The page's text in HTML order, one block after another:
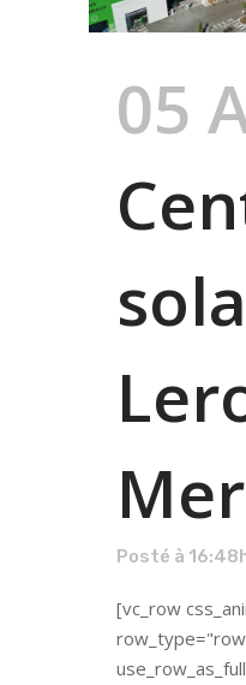
05
Posté à
[vc_row